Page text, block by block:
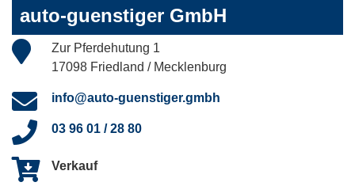
auto-guenstiger GmbH
Zur Pferdehutung 1
17098 Friedland / Mecklenburg
info@auto-guenstiger.gmbh
03 96 01 / 28 80
Verkauf